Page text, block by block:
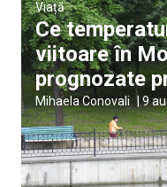
Viață
Ce
viitoare în
prognozate
Mihaela Conovali | 9